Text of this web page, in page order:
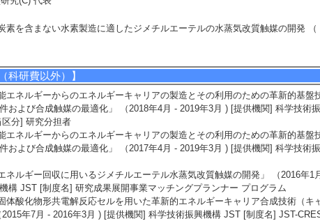
素を含まない水素製造に適したジメチルエーテルの水蒸気改質触媒の開発
科研費以外）】
エネルギーからのエネルギーキャリアの製造とその利用のための革新的基盤
および合成触媒の最適化」 （2018年4月 - 2019年3月 ) [提供機関] 科学技術
区分] 研究分担者
エネルギーからのエネルギーキャリアの製造とその利用のための革新的基盤
および合成触媒の最適化」 （2017年4月 - 2019年3月 ) [提供機関] 科学技術
ネルギー回収に用いるジメチルエーテル水蒸気改質触媒の開発」 （2016年1
構 JST [制度名] 研究成果展開事業マッチングプランナー プログラム
体酸化物形共電解反応セルを用いた革新的エネルギーキャリア合成技術（キ
2015年7月 - 2016年3月 ) [提供機関] 科学技術振興機構 JST [制度名] JST-